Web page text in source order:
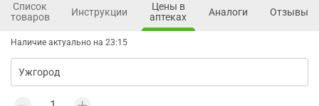
Список
товаров
Инструкции
Цены в
аптеках
Аналоги Отзывы
Наличие актуально на 23:15